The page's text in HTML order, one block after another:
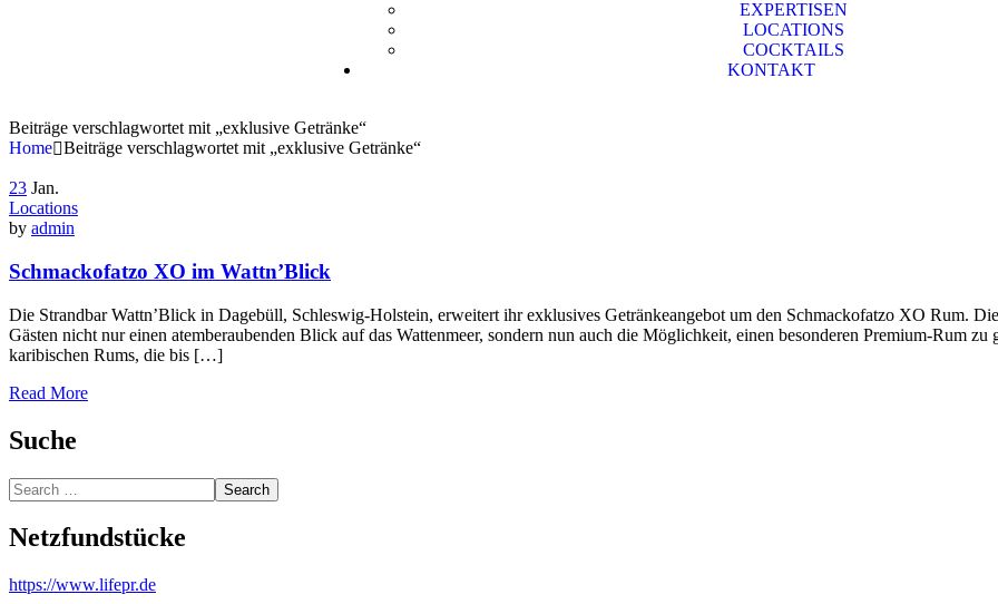
EXPERTISEN
LOCATIONS
COCKTAILS
KONTAKT
Beiträge verschlagwortet mit „exklusive Getränke“
Home Beiträge verschlagwortet mit „exklusive Getränke“
23 Jan.
Locations
by admin
Schmackofatzo XO im Wattn’Blick
Die Strandbar Wattn’Blick in Dagebüll, Schleswig-Holstein, erweitert ihr exklusives Getränkeangebot um den Schmackofatzo XO Rum.
Gästen nicht nur einen atemberaubenden Blick auf das Wattenmeer, sondern nun auch die Möglichkeit, einen besonderen Premium-Rum
karibischen Rums, die bis […]
Read More
Suche
Search
Netzfundstücke
https://www.lifepr.de